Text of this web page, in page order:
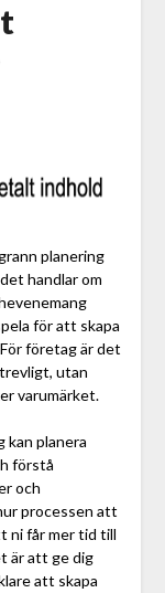
planering
handlar om
för att skapa
företag är det
utan
varumärket.
kan planera
förstå
och
processen att
ni får mer tid till
är att ge dig
att skapa